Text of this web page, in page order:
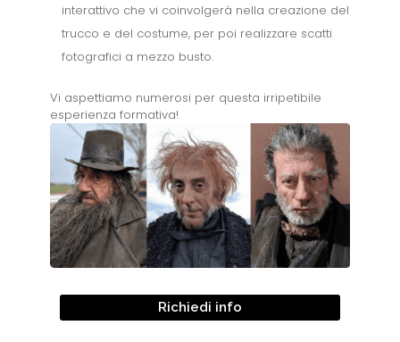
interattivo che vi coinvolgerà nella creazione del
trucco e del costume, per poi realizzare scatti
fotografici a mezzo busto.
Vi aspettiamo numerosi per questa irripetibile
esperienza formativa!
Richiedi info